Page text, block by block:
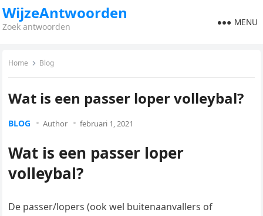
WijzeAntwoorden
Zoek antwoorden MENU
Home Blog
Wat is een passer loper volleybal?
BLOG Author februari 1, 2021
Wat is een passer loper
volleybal?
De passer/lopers (ook wel buitenaanvallers of